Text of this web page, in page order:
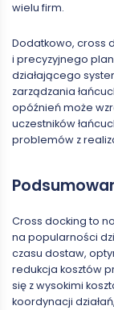
wielu firm.
Dodatkowo, cross
i precyzyjnego
działającego
zarządzania
opóźnień może
uczestników
problemów z
Cross docking to
na popularności
czasu dostaw,
redukcja kosztów
się z wysokimi
koordynacji